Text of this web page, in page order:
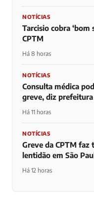
NOTÍCIAS
Tarcisio cobra ‘bom
CPTM
Há 8 horas
NOTÍCIAS
Consulta médica
greve, diz prefeitura
Há 11 horas
NOTÍCIAS
Greve da CPTM
lentidão em São
Há 12 horas